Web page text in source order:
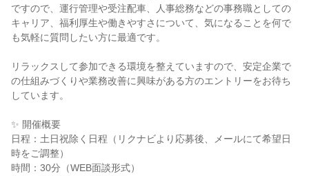
ですので、運行管理や受注配車、人事総務などの事務職としての
キャリア、福利厚生や働きやすさについて、気になることを何で
も気軽に質問したい方に最適です。
リラックスして参加できる環境を整えていますので、安定企業で
の仕組みづくりや業務改善に興味がある方のエントリーをお待ち
しています。
✨ 開催概要
日程：土日祝除く日程（リクナビより応募後、メールにて希望日
時をご調整）
時間：30分（WEB面談形式）